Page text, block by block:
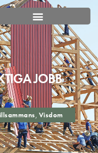
JOBB
Visdom